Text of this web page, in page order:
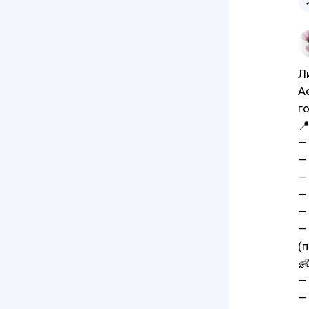
—
—
—
—
—
—
—
—